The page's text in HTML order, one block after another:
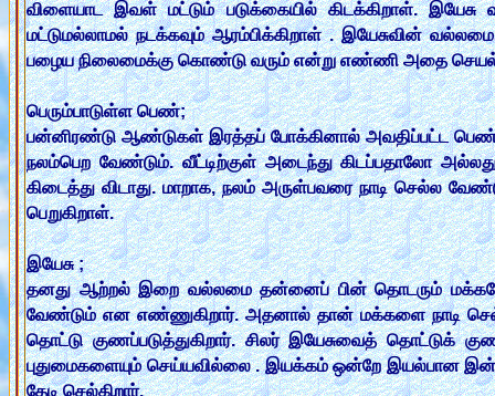
விளையாட இவள் மட்டும் படுக்கையில் கிடக்கிறாள்.
மட்டுமல்லாமல் நடக்கவும் ஆரம்பிக்கிறாள் . இயேசுவின்
பழைய நிலைமைக்கு கொண்டு வரும் என்று எண்ணி அதை
பெரும்பாடுள்ள பெண்;
பன்னிரண்டு ஆண்டுகள் இரத்தப் போக்கினால் அவதிப்பட்ட பெண்
நலம்பெற வேண்டும். வீட்டிற்குள் அடைந்து கிடப்பதாலோ
கிடைத்து விடாது. மாறாக, நலம் அருள்பவரை நாடி செல்ல
பெறுகிறாள்.
இயேசு ;
தனது ஆற்றல் இறை வல்லமை தன்னைப் பின் தொடரும் மக்களோடு
வேண்டும் என எண்ணுகிறார். அதனால் தான் மக்களை நாடி
தொட்டு குணப்படுத்துகிறார். சிலர் இயேசுவைத் தொட்டுக்
புதுமைகளையும் செய்யவில்லை . இயக்கம் ஒன்றே இயல்பான
தேடி செல்கிறார்.